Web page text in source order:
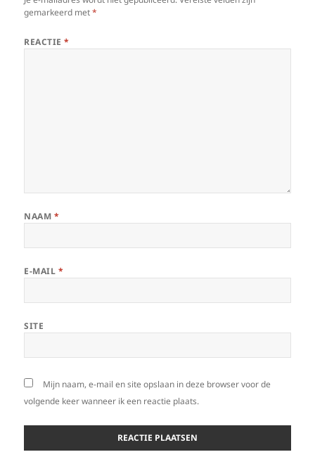
gemarkeerd met*
REACTIE*
NAAM *
E-MAIL *
SITE
Mijn naam, e-mail en site opslaan in deze browser voor de
volgende keer wanneer ik een reactie plaats.